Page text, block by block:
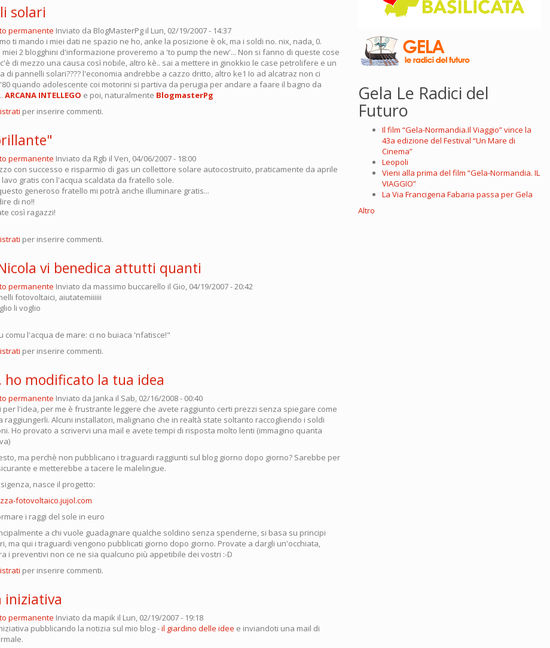
solari
permanente Inviato da BlogMasterPg il Lun, 02/19/2007 - 14:37
ti mando i miei dati ne spazio ne ho, anke la posizione è ok, ma i soldi no. nix, nada, 0.
miei 2 blogghini d'informazione proveremo a 'to pump the new'... Non si fanno di queste cose
di mezzo una causa così nobile, altro kè.. sai a mettere in ginokkio le case petrolifere e un
di pannelli solari???? l'economia andrebbe a cazzo dritto, altro ke1 Io ad alcatraz non ci
quando adolescente coi motorini si partiva da perugia per andare a faare il bagno da
ARCANA INTELLEGO e poi, naturalmente BlogmasterPg
per inserire commenti.
permanente Inviato da Rgb il Ven, 04/06/2007 - 18:00
con successo e risparmio di gas un collettore solare autocostruito, praticamente da aprile
gratis con l'acqua scaldata da fratello sole.
generoso fratello mi potrà anche illuminare gratis...
di no!!
così ragazzi!
per inserire commenti.
vi benedica attutti quanti
permanente Inviato da massimo buccarello il Gio, 04/19/2007 - 20:42
fotovoltaici, aiutatemiiiiii
li voglio
comu l'acqua de mare: ci no buiaca 'nfatisce!"
per inserire commenti.
ho modificato la tua idea
permanente Inviato da Janka il Sab, 02/16/2008 - 00:40
per l'idea, per me è frustrante leggere che avete raggiunto certi prezzi senza spiegare come
raggiungerli. Alcuni installatori, malignano che in realtà state soltanto raccogliendo i soldi
Ho provato a scrivervi una mail e avete tempi di risposta molto lenti (immagino quanta
ma perchè non pubblicano i traguardi raggiunti sul blog giorno dopo giorno? Sarebbe per
e metterebbe a tacere le malelingue.
nasce il progetto:
fotovoltaico.jujol.com
i raggi del sole in euro
a chi vuole guadagnare qualche soldino senza spenderne, si basa su principi
ma qui i traguardi vengono pubblicati giorno dopo giorno. Provate a dargli un'occhiata,
i preventivi non ce ne sia qualcuno più appetibile dei vostri :-D
per inserire commenti.
iniziativa
permanente Inviato da mapik il Lun, 02/19/2007 - 19:18
pubblicando la notizia sul mio blog -il giardino delle idee e inviandoti una mail di
Gela Le Radici del
Futuro
Il film “Gela-Normandia.Il Viaggio” vince la
43a edizione del Festival “Un Mare di
Cinema”
Leopoli
Vieni alla prima del film “Gela-Normandia. IL
VIAGGIO”
La Via Francigena Fabaria passa per Gela
Altro